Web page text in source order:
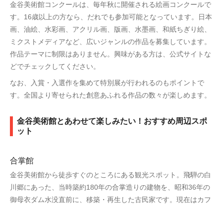
金谷美術館コンクールは、毎年秋に開催される絵画コンクールで
す。16歳以上の方なら、だれでも参加可能となっています。日本
画、油絵、水彩画、アクリル画、版画、水墨画、和紙ちぎり絵、
ミクストメディアなど、広いジャンルの作品を募集しています。
作品テーマに制限はありません。興味がある方は、公式サイトな
どでチェックしてください。
なお、入賞・入選作を集めて特別展が行われるのもポイントで
す。全国より寄せられた創意あふれる作品の数々が楽しめます。
金谷美術館とあわせて楽しみたい！おすすめ周辺スポ
ット
合掌館
金谷美術館から徒歩すぐのところにある観光スポット。飛騨の白
川郷にあった、当時築約180年の合掌造りの建物を、昭和36年の
御母衣ダム水没直前に、移築・再生した古民家です。現在はカフ